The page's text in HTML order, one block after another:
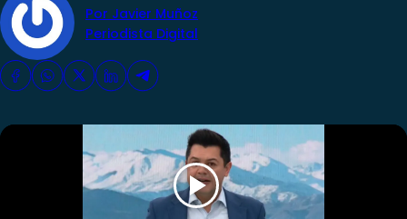
Por Javier Muñoz
Periodista Digital
Club De La Comedia
Contigo en Directo
Plan Perfecto